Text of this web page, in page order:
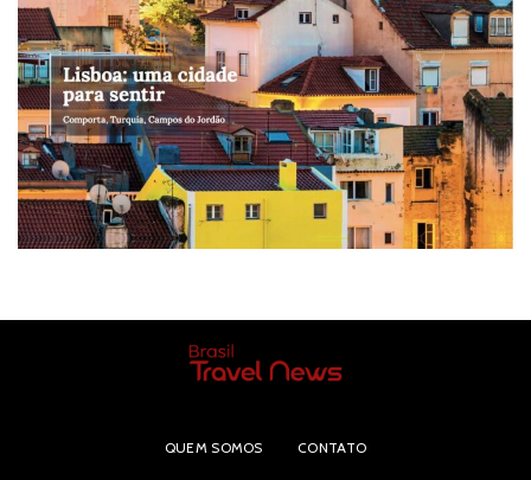
QUEM SOMOS CONTATO